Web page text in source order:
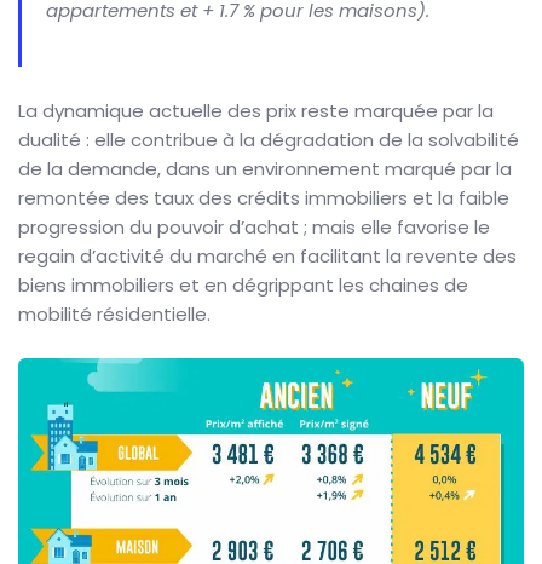
appartements et + 1.7 % pour les maisons).
La dynamique actuelle des prix reste marquée par la
dualité : elle contribue à la dégradation de la solvabilité
de la demande, dans un environnement marqué par la
remontée des taux des crédits immobiliers et la faible
progression du pouvoir d’achat ; mais elle favorise le
regain d’activité du marché en facilitant la revente des
biens immobiliers et en dégrippant les chaines de
mobilité résidentielle.